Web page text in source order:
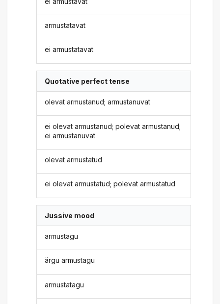
armustatavat
ei armustatavat
Quotative perfect tense
olevat armustanud; armustanuvat
ei olevat armustanud; polevat armustanud;
ei armustanuvat
olevat armustatud
ei olevat armustatud; polevat armustatud
Jussive mood
armustagu
ärgu armustagu
armustatagu